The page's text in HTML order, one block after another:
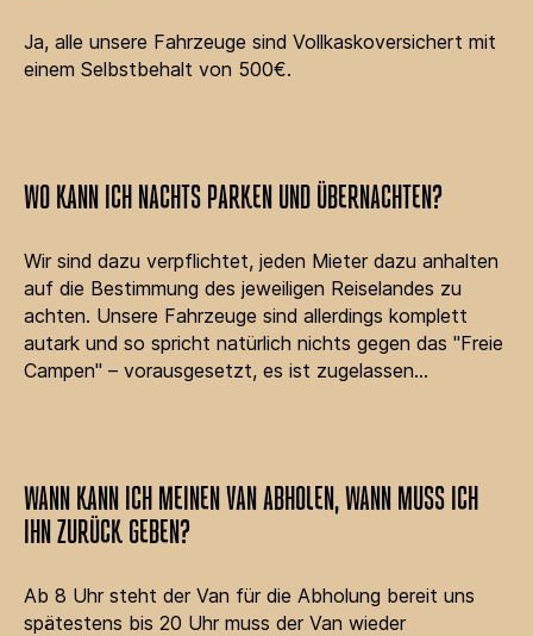
Ja, alle unsere Fahrzeuge sind Vollkaskoversichert mit
einem Selbstbehalt von 500€.
WO KANN ICH NACHTS PARKEN UND ÜBERNACHTEN?
Wir sind dazu verpflichtet, jeden Mieter dazu anhalten
auf die Bestimmung des jeweiligen Reiselandes zu
achten. Unsere Fahrzeuge sind allerdings komplett
autark und so spricht natürlich nichts gegen das "Freie
Campen" – vorausgesetzt, es ist zugelassen...
WANN KANN ICH MEINEN VAN ABHOLEN, WANN MUSS ICH
IHN ZURÜCK GEBEN?
Ab 8 Uhr steht der Van für die Abholung bereit uns
spätestens bis 20 Uhr muss der Van wieder